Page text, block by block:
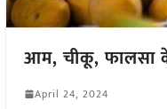
आम, चीकू, फालसा
April 24, 2024